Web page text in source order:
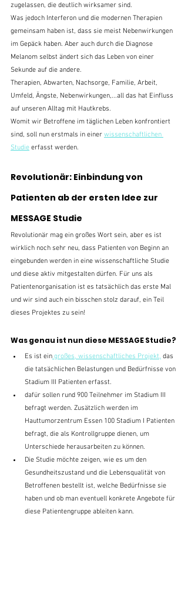
zugelassen, die deutlich wirksamer sind.
Was jedoch Interferon und die modernen Therapien
gemeinsam haben ist, dass sie meist Nebenwirkungen
im Gepäck haben. Aber auch durch die Diagnose
Melanom selbst ändert sich das Leben von einer
Sekunde auf die andere.
Therapien, Abwarten, Nachsorge, Familie, Arbeit,
Umfeld, Ängste, Nebenwirkungen,...all das hat Einfluss
auf unseren Alltag mit Hautkrebs.
Womit wir Betroffene im täglichen Leben konfrontiert
sind, soll nun erstmals in einer wissenschaftlichen
Studie erfasst werden.
Revolutionär: Einbindung von
Patienten ab der ersten Idee zur
MESSAGE Studie
Revolutionär mag ein großes Wort sein, aber es ist
wirklich noch sehr neu, dass Patienten von Beginn an
eingebunden werden in eine wissenschaftliche Studie
und diese aktiv mitgestalten dürfen. Für uns als
Patientenorganisation ist es tatsächlich das erste Mal
und wir sind auch ein bisschen stolz darauf, ein Teil
dieses Projektes zu sein!
Was genau ist nun diese MESSAGE Studie?
Es ist ein großes, wissenschaftliches Projekt, das
die tatsächlichen Belastungen und Bedürfnisse von
Stadium III Patienten erfasst.
dafür sollen rund 900 Teilnehmer im Stadium III
befragt werden. Zusätzlich werden im
Hauttumorzentrum Essen 100 Stadium I Patienten
befragt, die als Kontrollgruppe dienen, um
Unterschiede herausarbeiten zu können.
Die Studie möchte zeigen, wie es um den
Gesundheitszustand und die Lebensqualität von
Betroffenen bestellt ist, welche Bedürfnisse sie
haben und ob man eventuell konkrete Angebote für
diese Patientengruppe ableiten kann.